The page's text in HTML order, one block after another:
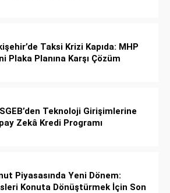
Taksi Krizi Kapıda: MHP
Plaka Planına Karşı Çözüm
Teknoloji Girişimlerine
Zekâ Kredi Programı
Piyasasında Yeni Dönem:
Konuta Dönüştürmek İçin Son